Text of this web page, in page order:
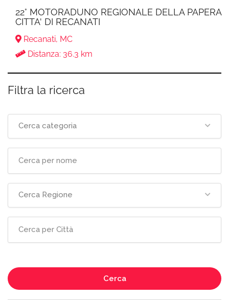
22° MOTORADUNO REGIONALE DELLA PAPERA
CITTA' DI RECANATI
Recanati, MC
Distanza: 36.3 km
Filtra la ricerca
Cerca categoria
Cerca Regione
Cerca